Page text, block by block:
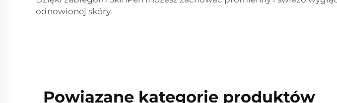
odnowionej skóry.
Powiązane kategorie produktów